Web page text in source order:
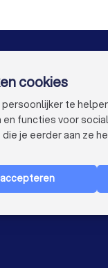
het werkt
Expert blogs
over bedrijf
cookies
te
functies voor
je eerder aan ze